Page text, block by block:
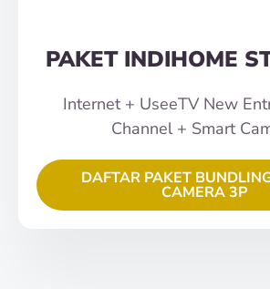
PAKET INDIHOME
Internet + UseeTV New
Channel + Smart
DAFTAR PAKET
CAMERA 3P